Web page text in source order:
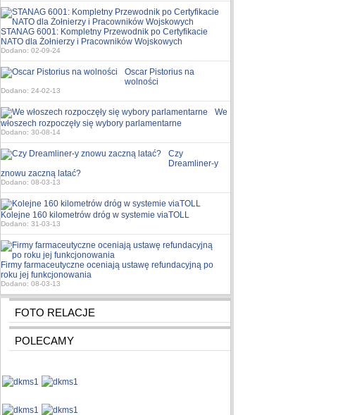
STANAG 6001: Kompletny Przewodnik po Certyfikacie
NATO dla Żołnierzy i Pracowników Wojskowych
Dodano: 02-09-24
Oscar Pistorius na
wolności
Dodano: 24-02-13
We
włoszech rozpoczęły się wybory parlamentarne
Dodano: 30-08-14
Czy
Dreamliner-y
znowu zaczną latać?
Dodano: 08-03-13
Kolejne 160 kilometrów dróg w systemie viaTOLL
Dodano: 31-03-13
Firmy farmaceutyczne oceniają ustawę refundacyjną po
roku jej funkcjonowania
Dodano: 08-03-13
FOTO RELACJE
POLECAMY